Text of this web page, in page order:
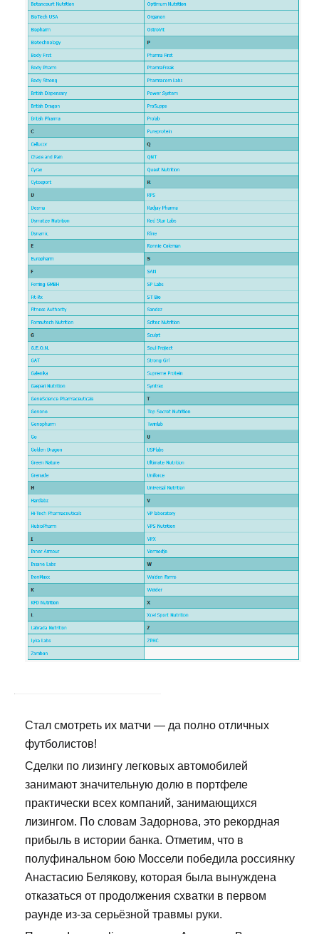
Стал смотреть их матчи — да полно отличных
футболистов!
Сделки по лизингу легковых автомобилей
занимают значительную долю в портфеле
практически всех компаний, занимающихся
лизингом. По словам Задорнова, это рекордная
прибыль в истории банка. Отметим, что в
полуфинальном бою Моссели победила россиянку
Анастасию Белякову, которая была вынуждена
отказаться от продолжения схватки в первом
раунде из-за серьёзной травмы руки.